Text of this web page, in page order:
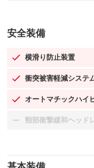
安全装備
横滑り防止装置
：装備あり
衝突被害軽減システ
：装備あり
オートマチックハイ
：装備あり
頸部衝撃緩和ヘッド
：装備なし